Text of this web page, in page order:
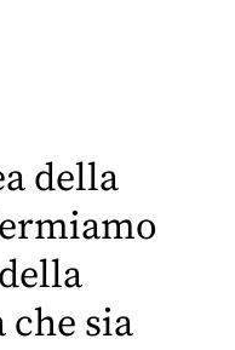
della
sia